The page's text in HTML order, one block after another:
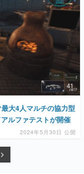
大4人マルチの協力型
ルファテストが開催
2024年5月30日 公開